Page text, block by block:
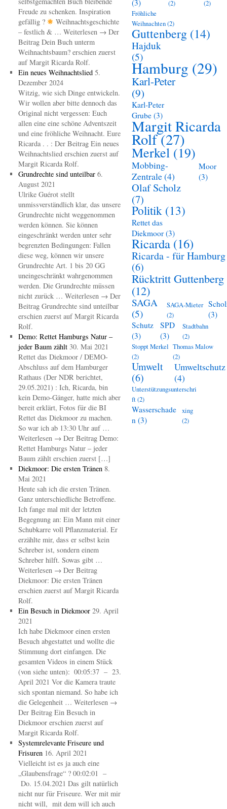
Freude zu schenken. Inspiration
gefällig ?
Weihnachtsgeschichte
– festlich & … Weiterlesen → Der
Beitrag Dein Buch unterm
Weihnachtsbaum? erschien zuerst
auf Margit Ricarda Rolf.
Ein neues Weihnachtslied 5.
Dezember 2024
Witzig, wie sich Dinge entwickeln.
Wir wollen aber bitte dennoch das
Original nicht vergessen: Euch
allen eine eine schöne Adventszeit
und eine fröhliche Weihnacht. Eure
Ricarda . . : Der Beitrag Ein neues
Weihnachtslied erschien zuerst auf
Margit Ricarda Rolf.
Grundrechte sind unteilbar 6.
August 2021
Ulrike Guérot stellt
unmissverständlich klar, das unsere
Grundrechte nicht weggenommen
werden können. Sie können
eingeschränkt werden unter sehr
begrenzten Bedingungen: Fallen
diese weg, können wir unsere
Grundrechte Art. 1 bis 20 GG
uneingeschränkt wahrgenommen
werden. Die Grundrechte müssen
nicht zurück … Weiterlesen → Der
Beitrag Grundrechte sind unteilbar
erschien zuerst auf Margit Ricarda
Rolf.
Demo: Rettet Hamburgs Natur –
jeder Baum zählt 30. Mai 2021
Rettet das Diekmoor / DEMO-
Abschluss auf dem Hamburger
Rathaus (Der NDR berichtet,
29.05.2021) : Ich, Ricarda, bin
kein Demo-Gänger, hatte mich aber
bereit erklärt, Fotos für die BI
Rettet das Diekmoor zu machen.
So war ich ab 13:30 Uhr auf …
Weiterlesen → Der Beitrag Demo:
Rettet Hamburgs Natur – jeder
Baum zählt erschien zuerst […]
Diekmoor: Die ersten Tränen 8.
Mai 2021
Heute sah ich die ersten Tränen.
Ganz unterschiedliche Betroffene.
Ich fange mal mit der letzten
Begegnung an: Ein Mann mit einer
Schubkarre voll Pflanzmaterial. Er
erzählte mir, dass er selbst kein
Schreber ist, sondern einem
Schreber hilft. Sowas gibt …
Weiterlesen → Der Beitrag
Diekmoor: Die ersten Tränen
erschien zuerst auf Margit Ricarda
Rolf.
Ein Besuch in Diekmoor 29. April
2021
Ich habe Diekmoor einen ersten
Besuch abgestattet und wollte die
Stimmung dort einfangen. Die
gesamten Videos in einem Stück
(von siehe unten): 00:05:37 – 23.
April 2021 Vor die Kamera traute
sich spontan niemand. So habe ich
die Gelegenheit … Weiterlesen →
Der Beitrag Ein Besuch in
Diekmoor erschien zuerst auf
Margit Ricarda Rolf.
Systemrelevante Friseure und
Frisuren 16. April 2021
Vielleicht ist es ja auch eine
„Glaubensfrage“ ? 00:02:01 –
Do. 15.04.2021 Das gilt natürlich
nicht nur für Friseure. Wer mit mir
nicht will, mit dem will ich auch
(3) (2)
(2)
Fröhliche
Weihnachten(2)
Guttenberg (14)
Hajduk
(5)
Hamburg (29)
Karl-Peter
(9)
Karl-Peter
Grube (3)
Margit Ricarda
Rolf(27)
Merkel (19)
Mobbing-
Zentrale(4)
Moor
(3)
Olaf Scholz
(7)
Politik (13)
Rettet das
Diekmoor (3)
Ricarda (16)
Ricarda - für Hamburg
(6)
Rücktritt Guttenberg
(12)
SAGA
(5)
SAGA-Mieter
(2)
(3)
Schutz
(3)
SPD
(3)
Stadtbahn
(2)
Stoppt Merkel
(2)
Thomas Malow
(2)
Umwelt
(6)
Umweltschutz
(4)
Unterstützungsunterschri
ft(2)
Wasserschade
n (3)
xing
(2)